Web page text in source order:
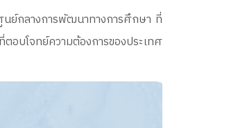
นย์กลางการพัฒนาทางการศึกษา ที่
อบโจทย์ความต้องการของประเทศ